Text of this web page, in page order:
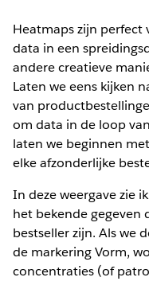
Heatmaps zijn
data in een
andere creatieve
Laten we eens kijken
van
om data in de loop
laten we beginnen
elke afzonderlijke
In deze weergave zie
het bekende gegeven
bestseller zijn. Als we
de markering Vorm,
concentraties (of